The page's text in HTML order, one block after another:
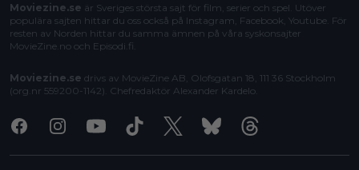
Moviezine.se är Sveriges största sajt för film, serier och spel. Utöver
populära sajten hittar du oss också på Instagram, Facebook, Youtube. För
resten av Norden hittar du samma ämnen på våra syskonsajter
MovieZine.no och Episodi.fi
Moviezine.se drivs av MovieZine AB, Olofsgatan 18, 111 36 Stockholm
(org.nr 559200-1142). Chefredaktör Alexander Kardelo
FacebookInstagramYoutubeTiktok X BlueskyThreads